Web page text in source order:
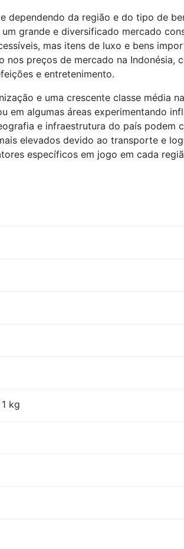
dependendo da região e do tipo de
grande e diversificado mercado
mas itens de luxo e bens
preços de mercado na Indonésia,
e entretenimento.
e uma crescente classe média
em algumas áreas experimentando
e infraestrutura do país
elevados devido ao transporte e
específicos em jogo em cada
kg